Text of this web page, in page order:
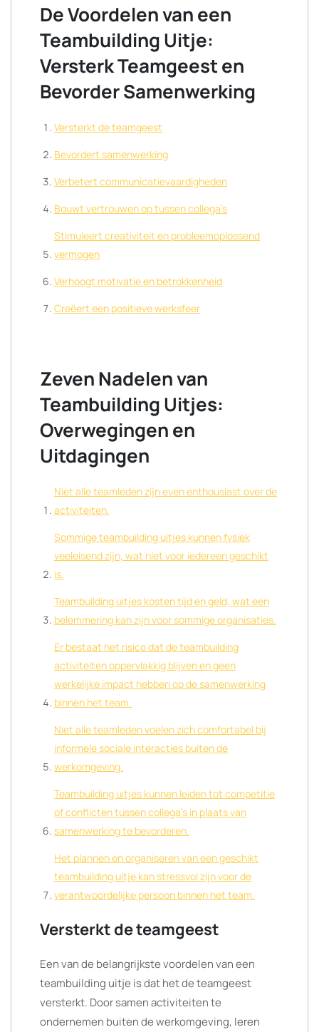
De Voordelen van een
Teambuilding Uitje:
Versterk Teamgeest en
Bevorder Samenwerking
Versterkt de teamgeest
Bevordert samenwerking
Verbetert communicatievaardigheden
Bouwt vertrouwen op tussen collega’s
Stimuleert creativiteit en probleemoplossend
vermogen
Verhoogt motivatie en betrokkenheid
Creëert een positieve werksfeer
Zeven Nadelen van
Teambuilding Uitjes:
Overwegingen en
Uitdagingen
Niet alle teamleden zijn even enthousiast over de
activiteiten.
Sommige teambuilding uitjes kunnen fysiek
veeleisend zijn, wat niet voor iedereen geschikt
is.
Teambuilding uitjes kosten tijd en geld, wat een
belemmering kan zijn voor sommige organisaties.
Er bestaat het risico dat de teambuilding
activiteiten oppervlakkig blijven en geen
werkelijke impact hebben op de samenwerking
binnen het team.
Niet alle teamleden voelen zich comfortabel bij
informele sociale interacties buiten de
werkomgeving.
Teambuilding uitjes kunnen leiden tot competitie
of conflicten tussen collega’s in plaats van
samenwerking te bevorderen.
Het plannen en organiseren van een geschikt
teambuilding uitje kan stressvol zijn voor de
verantwoordelijke persoon binnen het team.
Versterkt de teamgeest
Een van de belangrijkste voordelen van een
teambuilding uitje is dat het de teamgeest
versterkt. Door samen activiteiten te
ondernemen buiten de werkomgeving, leren